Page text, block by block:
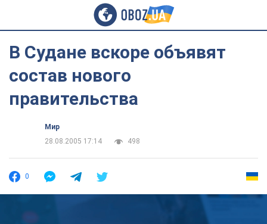
В Судане вскоре объявят
состав нового
правительства
Мир
28.08.2005 17:14
498
0